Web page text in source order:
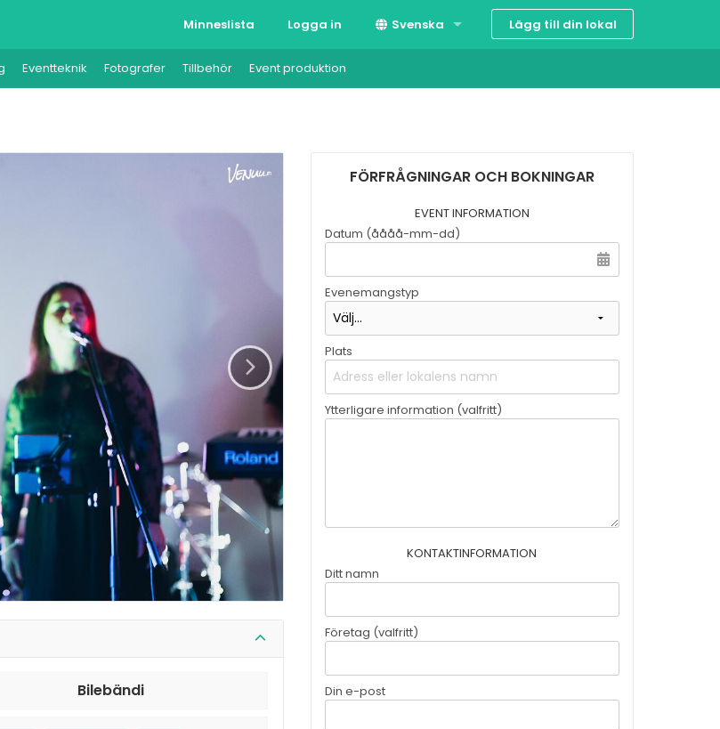
Minneslista Logga in Svenska Lägg till din lokal
Eventteknik Fotografer Tillbehör Event produktion
Bilebändi
FÖRFRÅGNINGAR OCH BOKNINGAR
EVENT INFORMATION
Datum (åååå-mm-dd)
Evenemangstyp
Plats
Ytterligare information (valfritt)
KONTAKTINFORMATION
Ditt namn
Företag (valfritt)
Din e-post